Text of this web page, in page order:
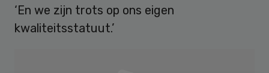
‘En we zijn trots op ons eigen
kwaliteitsstatuut.’